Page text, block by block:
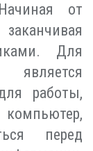
от
Для
работы,
перед